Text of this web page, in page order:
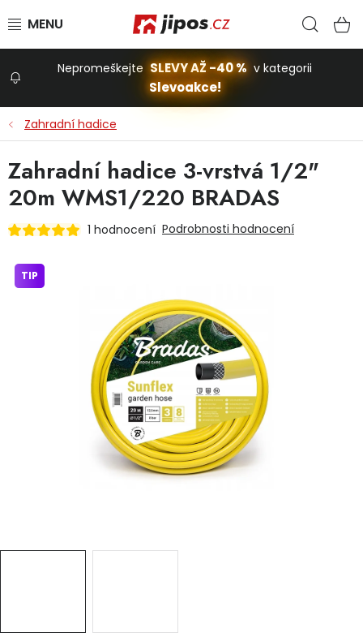
Stavba a dům
Dětská hřiště
Autodoplňky
Nepromeškejte SLEVY AŽ -40 % v kategorii
Slevoakce!
Zahradní hadice
Zahradní hadice 3-vrstvá 1/2"
20m WMS1/220 BRADAS
1 hodnocení Podrobnosti hodnocení
TIP